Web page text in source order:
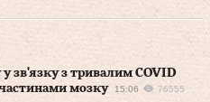
зв'язку з тривалим COVID
мозку
15:06 76555